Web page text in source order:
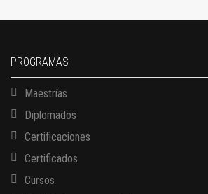
PROGRAMAS
Maestrías
Diplomados
Certificaciones
Certificados
Cursos